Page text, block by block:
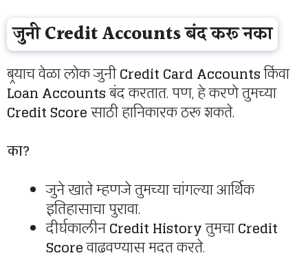
जुनी Credit Accounts बंद करू नका
बर्‍याच वेळा लोक जुनीCredit Card Accountsकिंवा
Loan Accountsबंद करतात. पण, हे करणे तुमच्या
Credit Scoreसाठी हानिकारक ठरू शकते.
का?
जुने खाते म्हणजे तुमच्या चांगल्या आर्थिक
इतिहासाचा पुरावा.
दीर्घकालीनCredit HistoryतुमचाCredit
Scoreवाढवण्यास मदत करते.